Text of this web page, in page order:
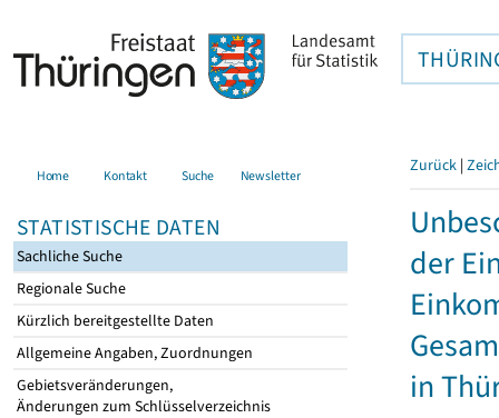
Home Kontakt Suche Newsletter
STATISTISCHE DATEN
Sachliche Suche
Regionale Suche
Kürzlich bereitgestellte Daten
Allgemeine Angaben, Zuordnungen
Gebietsveränderungen,
Änderungen zum Schlüsselverzeichnis
Zurück |
der
in